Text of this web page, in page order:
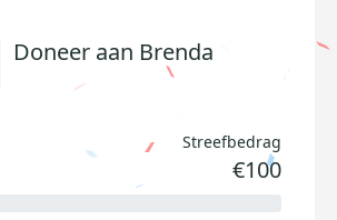
Doneer aan Brenda
Streefbedrag
€100